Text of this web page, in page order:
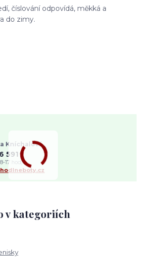
číslování odpovídá, měkká a
do zimy.
v kategoriích
Kníchalová
591
17 hod)